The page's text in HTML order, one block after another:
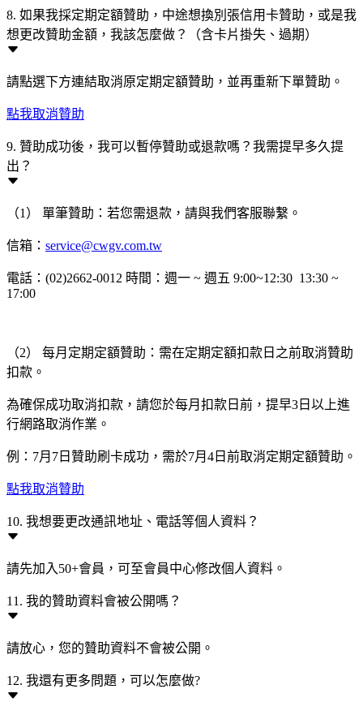
8. 如果我採定期定額贊助，中途想換別張信用卡贊助，或是我
想更改贊助金額，我該怎麼做？（含卡片掛失、過期）
請點選下方連結取消原定期定額贊助，並再重新下單贊助。
點我取消贊助
9. 贊助成功後，我可以暫停贊助或退款嗎？我需提早多久提
出？
（1） 單筆贊助：若您需退款，請與我們客服聯繫。
信箱： service@cwgv.com.tw
電話：(02)2662-0012 時間：週一 ~ 週五 9:00~12:30 13:30 ~
17:00
（2） 每月定期定額贊助：需在定期定額扣款日之前取消贊助
扣款。
為確保成功取消扣款，請您於每月扣款日前，提早3日以上進
行網路取消作業。
例：7月7日贊助刷卡成功，需於7月4日前取消定期定額贊助。
點我取消贊助
10. 我想要更改通訊地址、電話等個人資料？
請先加入50+會員，可至會員中心修改個人資料。
11. 我的贊助資料會被公開嗎？
請放心，您的贊助資料不會被公開。
12. 我還有更多問題，可以怎麼做?